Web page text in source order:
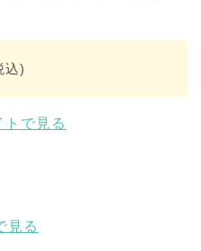
込)
トで見る
見る